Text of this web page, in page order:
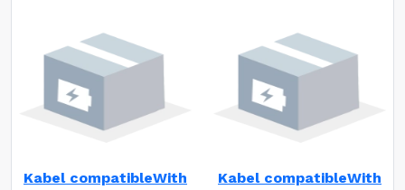
Kabel compatibleWith
Kabel compatibleWith